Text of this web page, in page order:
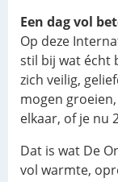
Een dag vol
Op deze
stil bij wat écht
zich veilig,
mogen
elkaar, of je nu
Dat is wat De
vol warmte,